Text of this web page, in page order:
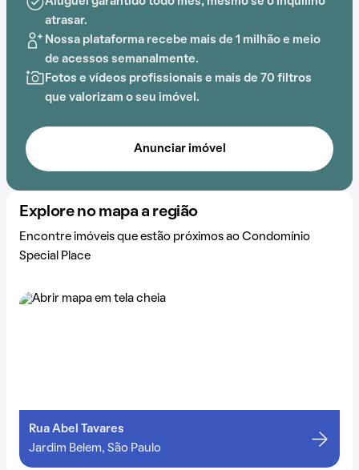
Matarazzo, Hospital Municipal Ermelino Matarazzo,
UBS Ermelino Matarazzo, Praça José Osório Ferraz,
Colégio AFAM e Universidade Cruzeiro do Sul
acrescenta praticidade e comodidade na rotina dos
que residem no local.
atrasar.
Nossa plataforma recebe mais de 1 milhão e meio
de acessos semanalmente.
Fotos e vídeos profissionais e mais de 70 filtros
que valorizam o seu imóvel.
Anunciar imóvel
Explore no mapa a região
Encontre imóveis que estão próximos ao Condomínio
Special Place
Rua Abel Tavares
Jardim Belem, São Paulo